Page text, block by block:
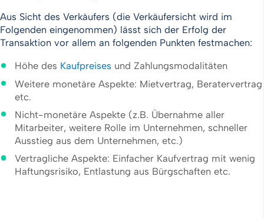
Aus Sicht des Verkäufers (die Verkäufersicht wird im
Folgenden eingenommen) lässt sich der Erfolg der
Transaktion vor allem an folgenden Punkten festmachen:
Höhe des Kaufpreises und Zahlungsmodalitäten
Weitere monetäre Aspekte: Mietvertrag, Beratervertrag
etc.
Nicht-monetäre Aspekte (z.B. Übernahme aller
Mitarbeiter, weitere Rolle im Unternehmen, schneller
Ausstieg aus dem Unternehmen, etc.)
Vertragliche Aspekte: Einfacher Kaufvertrag mit wenig
Haftungsrisiko, Entlastung aus Bürgschaften etc.